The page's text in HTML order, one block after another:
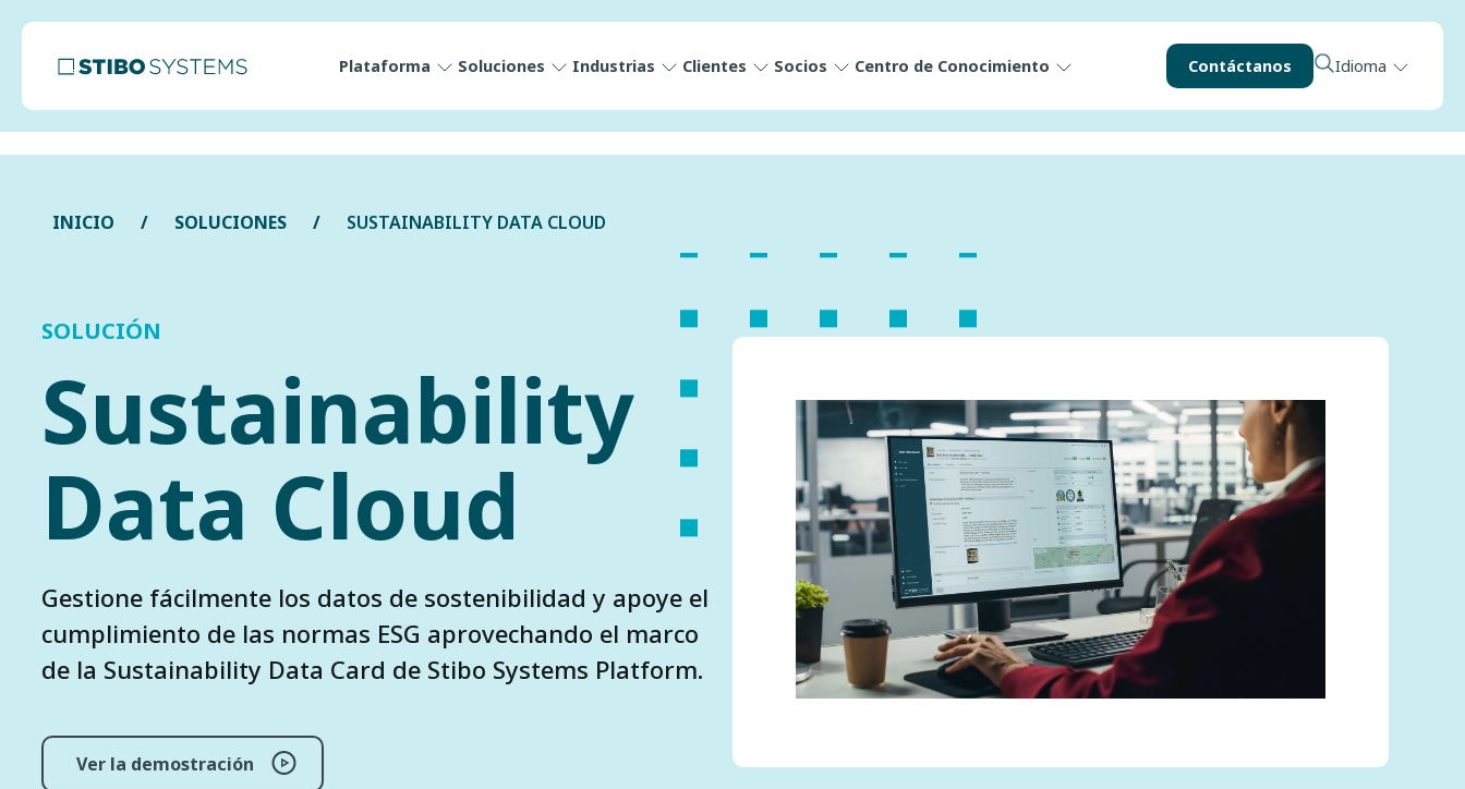
Plataforma Soluciones Industrias Clientes Socios Centro de Conocimiento Contáctanos Idioma
INICIO SOLUCIONES SUSTAINABILITY DATA CLOUD
SOLUCIÓN
Sustainability
Data Cloud
Gestione fácilmente los datos de sostenibilidad y apoye el
cumplimiento de las normas ESG aprovechando el marco
de la Sustainability Data Card de Stibo Systems Platform.
Ver la demostración